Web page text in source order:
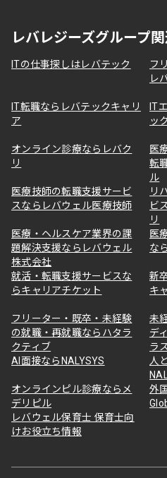
レバレジーズグループ
ITの仕事探しはレバテック
フ
レ
IT転職ならレバテックキャリ
ア
IT
ッ
オンライン診療ならレバク
リ
医
転
ル
医療技師の転職支援サービ
スならレバウェル医療技師
リ
ビ
リ
医療・ヘルスケア業界の課
題解決支援ならレバウェル
株式会社
医
な
就活・転職支援サービスな
らキャリアチケット
新
キ
フリーター・既卒・未経験
の就職・再就職ならハタラ
クティブ
未
デ
ラス
AI面接ならNALYSYS
人
オンラインピル診療ならメ
デリピル
外
レバウェル保育士 保育士向
けお役立ち情報